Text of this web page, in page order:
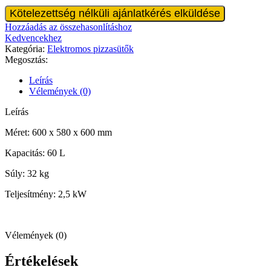
Beépített
sütő
600
mennyiség
Kötelezettség nélküli ajánlatkérés elküldése
Hozzáadás az összehasonlításhoz
Kedvencekhez
Kategória: Elektromos pizzasütők
Megosztás:
Leírás
Vélemények (0)
Leírás
Méret: 600 x 580 x 600 mm
Kapacitás: 60 L
Súly: 32 kg
Teljesítmény: 2,5 kW
Vélemények (0)
Értékelések